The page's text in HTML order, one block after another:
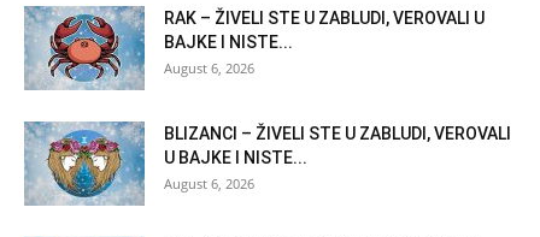
RAK – ŽIVELI STE U ZABLUDI, VEROVALI U
BAJKE I NISTE...
August 6, 2026
BLIZANCI – ŽIVELI STE U ZABLUDI, VEROVALI
U BAJKE I NISTE...
August 6, 2026